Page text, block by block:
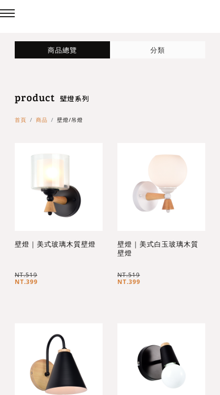
回主選單
台灣製造✨熱銷款✨
Panasonic 國際牌燈具
72w / 96w 系列
回主選單
造型吸頂燈
回主選單
壁燈
商品總覽 分類
product 壁燈系列
首頁 商品 壁燈/吊燈
壁燈｜美式玻璃木質壁燈
NT.519
NT.399
壁燈｜美式白玉玻璃木質
壁燈
NT.519
NT.399